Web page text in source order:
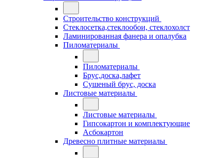
Строительство конструкций
Стеклосетка,стеклообои, стеклохолст
Ламинированная фанера и опалубка
Пиломатериалы
Пиломатериалы
Брус,доска,лафет
Сушеный брус, доска
Листовые материалы
Листовые материалы
Гипсокартон и комплектующие
Асбокартон
Древесно плитные материалы